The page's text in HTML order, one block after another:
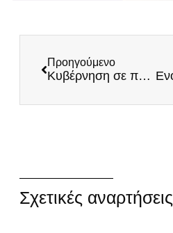
Προηγούμενο
Κυβέρνηση σε παραζάλη: Από τον «βάτραχο» των Πρεσπών στον Κύπριο των… ΜΚΟ!
Σχετικές αναρτήσεις